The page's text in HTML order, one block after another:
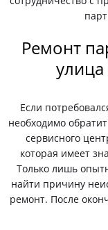
Ремонт
Если
необходимо
сервисного
которая имеет
Только лишь
найти причину
ремонт. После